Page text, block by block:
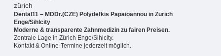
Dental11 – MDDr.(CZE) Polydefkis Papaioannou in Zürich
Enge/Sihlcity
Moderne & transparente Zahnmedizin zu fairen Preisen.
Zentrale Lage in Zürich Enge/Sihlcity.
Kontakt & Online-Termine jederzeit möglich.